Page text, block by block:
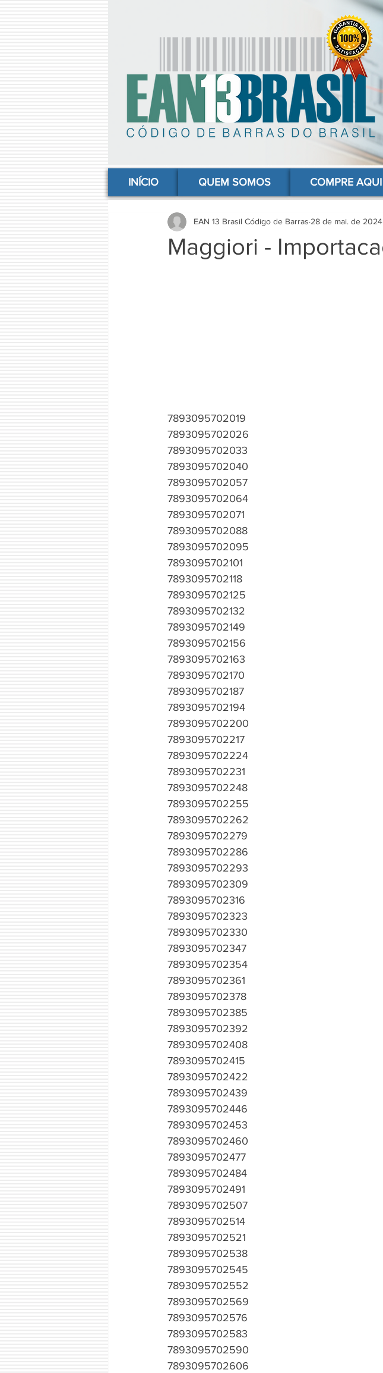
comprar codigo de barras, comprar código de barras, adquirir código de barras, código de barras online, código de barras para produtos, gs1, código brasileiro, ean 13 universal, código de
INÍCIO QUEM SOMOS COMPRE AQUI
Maggiori -
EAN 13 Brasil Código de Barras 28 de mai. de 2024
7893095702019
7893095702026
7893095702033
7893095702040
7893095702057
7893095702064
7893095702071
7893095702088
7893095702095
7893095702101
7893095702118
7893095702125
7893095702132
7893095702149
7893095702156
7893095702163
7893095702170
7893095702187
7893095702194
7893095702200
7893095702217
7893095702224
7893095702231
7893095702248
7893095702255
7893095702262
7893095702279
7893095702286
7893095702293
7893095702309
7893095702316
7893095702323
7893095702330
7893095702347
7893095702354
7893095702361
7893095702378
7893095702385
7893095702392
7893095702408
7893095702415
7893095702422
7893095702439
7893095702446
7893095702453
7893095702460
7893095702477
7893095702484
7893095702491
7893095702507
7893095702514
7893095702521
7893095702538
7893095702545
7893095702552
7893095702569
7893095702576
7893095702583
7893095702590
7893095702606